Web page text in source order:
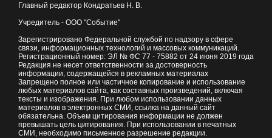
Главный редактор Кондратьев Н. В.
Учредитель - ООО "Событие"
Зарегистрировано Федеральной службой по надзору в сфере
связи, информационных технологий и массовых коммуникаций.
Регистрационный номер: ЭЛ № ФС 77 - 75882 от 24 июня 2019 года
Редакция не несет ответственности за достоверность
информации, содержащейся в рекламных материалах
Запрещено полное или частичное копирование и использование
любых материалов сайта, как составных произведений, включая
тексты и изображения. При любом использовании данных
материалов в электронных СМИ, ссылка на данный сайт
обязательна. Объем цитирования информации не должен
превышать цель цитирования. При использовании в печатных
СМИ, необходимо письменное разрешение редакции.